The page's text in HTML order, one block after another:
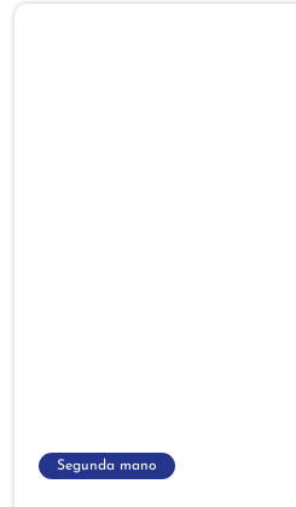
Segunda mano